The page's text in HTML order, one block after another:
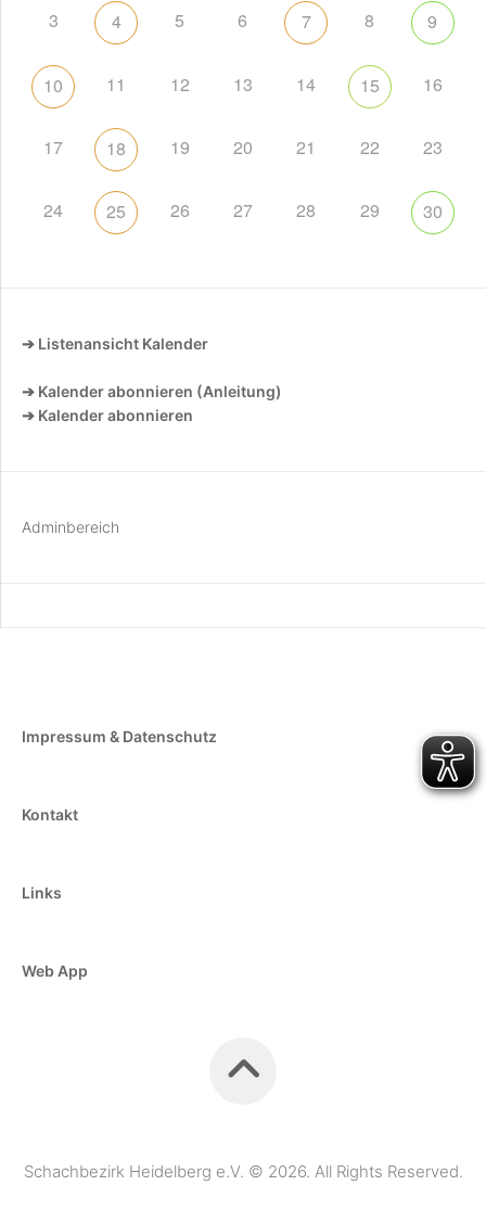
3 4 5 6 7 8 9
10 11 12 13 14 15 16
17 18 19 20 21 22 23
24 25 26 27 28 29 30
➔ Listenansicht Kalender
➔ Kalender abonnieren (Anleitung)
➔ Kalender abonnieren
Adminbereich
Impressum & Datenschutz
Kontakt
Links
Web App
Schachbezirk Heidelberg e.V. © 2026. All Rights Reserved.